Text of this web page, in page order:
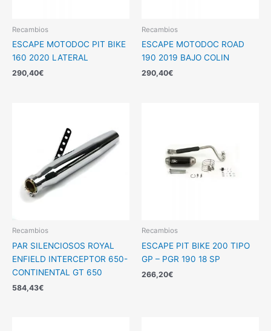
Recambios
ESCAPE MOTODOC PIT BIKE
160 2020 LATERAL
290,40€
Recambios
ESCAPE MOTODOC ROAD
190 2019 BAJO COLIN
290,40€
Recambios
PAR SILENCIOSOS ROYAL
ENFIELD INTERCEPTOR 650-
CONTINENTAL GT 650
584,43€
Recambios
ESCAPE PIT BIKE 200 TIPO
GP – PGR 190 18 SP
266,20€